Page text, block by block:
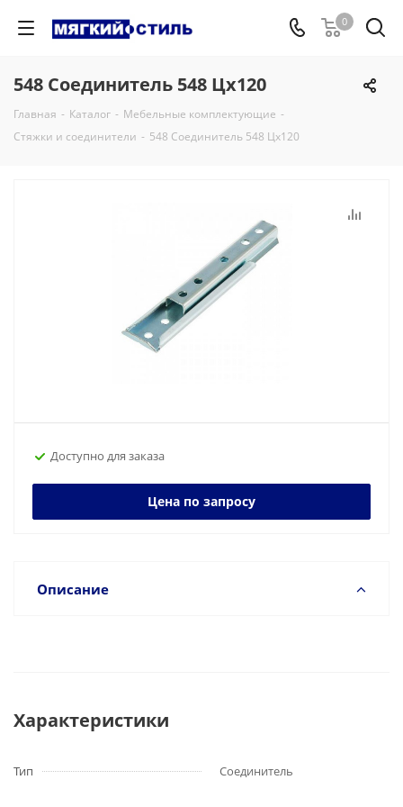
0
548 Соединитель 548 Цх120
Главная - Каталог - Мебельные комплектующие -
Стяжки и соединители - 548 Соединитель 548 Цх120
Доступно для заказа
Цена по запросу
Описание
Характеристики
Тип Соединитель